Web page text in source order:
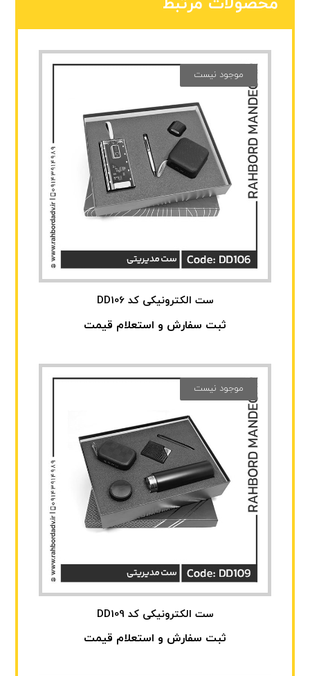
ست الکترونیکی کد DD106
ثبت سفارش و استعلام قیمت
موجود نیست
ست الکترونیکی کد DD109
ثبت سفارش و استعلام قیمت
موجود نیست